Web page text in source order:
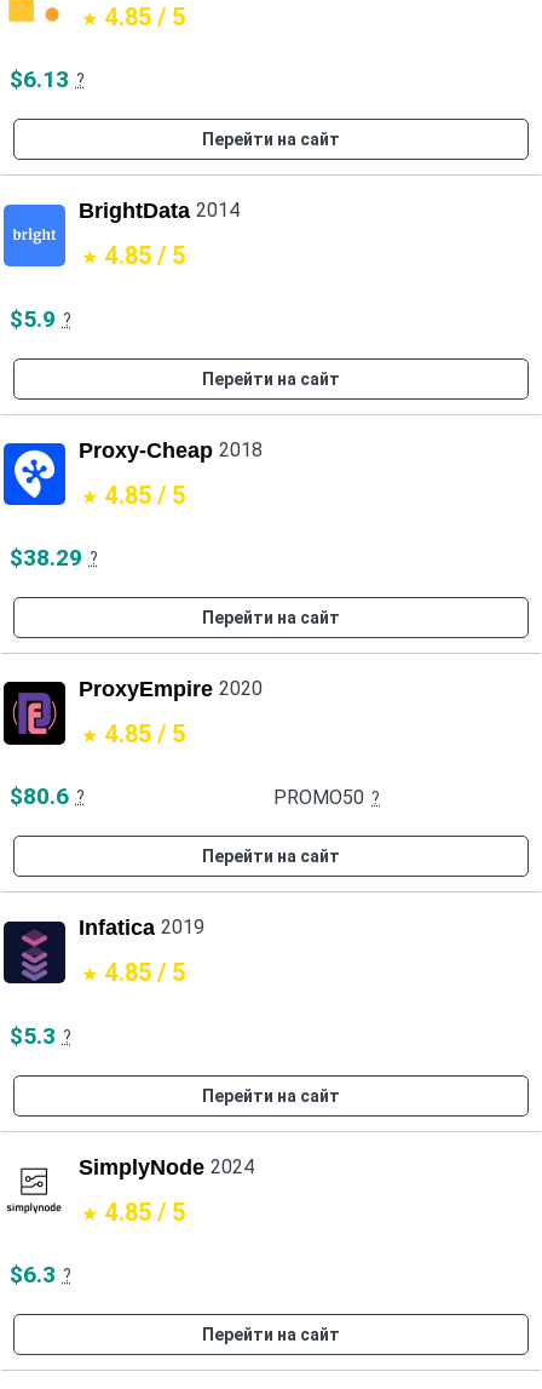
4.85 / 5
$6.13 ?
Перейти на сайт
BrightData 2014
4.85 / 5
$5.9 ?
Перейти на сайт
Proxy-Cheap 2018
4.85 / 5
$38.29 ?
Перейти на сайт
ProxyEmpire 2020
4.85 / 5
$80.6 ? PROMO50 ?
Перейти на сайт
Infatica 2019
4.85 / 5
$5.3 ?
Перейти на сайт
SimplyNode 2024
4.85 / 5
$6.3 ?
Перейти на сайт